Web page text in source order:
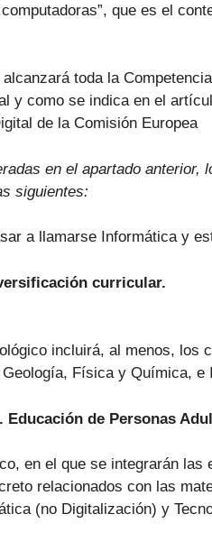
que es el
toda la
y como se indica en el
de la Comisión Europea
en el apartado anterior,
siguientes:
a llamarse Informática y
curricular.
incluirá, al menos, los
Física y Química, e
de Personas
en el que se integrarán las
relacionados con las
(no Digitalización) y